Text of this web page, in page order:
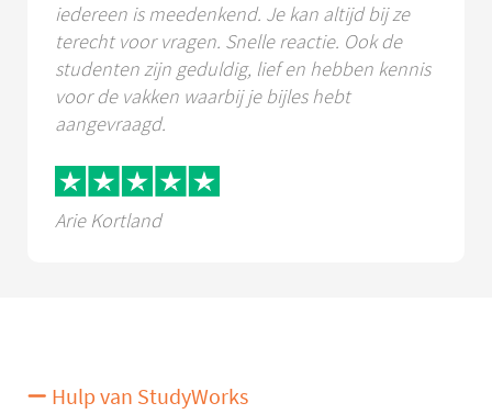
iedereen is meedenkend. Je kan altijd bij ze
terecht voor vragen. Snelle reactie. Ook de
studenten zijn geduldig, lief en hebben kennis
voor de vakken waarbij je bijles hebt
aangevraagd.
Arie Kortland
Hulp van StudyWorks